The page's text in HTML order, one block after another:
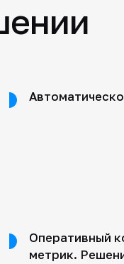
Оперативный
метрик.